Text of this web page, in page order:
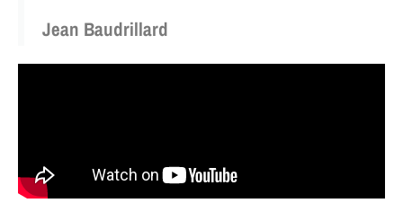
Jean Baudrillard